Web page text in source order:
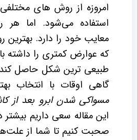
امروزه از روش های
استفاده می‌شود. اما
معایب خود را دارد.
که عوارض کمتری را داشته
طبیعی ترین شکل حاصل
گاهی اوقات با انتخاب
مسواکی شدن ابرو بعد از
این مقاله سعی داریم بیشتر
صحبت کنیم تا شما از